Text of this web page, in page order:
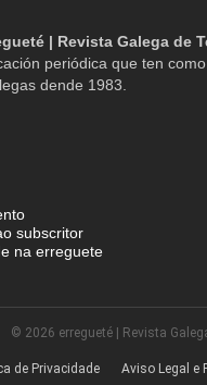
| Revista Galega de
periódica que ten
dende 1983.
subscritor
na erreguete
© 2026 erregueté | Revista
de Privacidade Aviso Legal e